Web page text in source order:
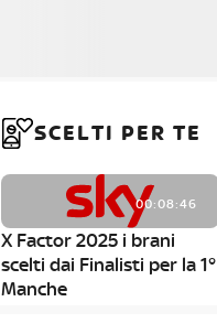
SCELTI PER TE
00:08:46
X Factor 2025 i brani
scelti dai Finalisti per la 1°
Manche